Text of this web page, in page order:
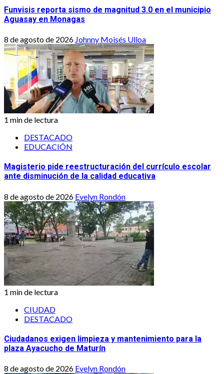
Funvisis reporta sismo de magnitud 3.0 en el municipio
Aguasay en Monagas
8 de agosto de 2026 Johnny Moisés Ulloa
1 min de lectura
DESTACADO
EDUCACIÓN
Magisterio pide reestructuración del currículo escolar
ante disminución de la calidad educativa
8 de agosto de 2026 Evelyn Rondón
1 min de lectura
CIUDAD
DESTACADO
Ciudadanos exigen limpieza y mantenimiento para la
plaza Ayacucho de Maturín
8 de agosto de 2026 Evelyn Rondón